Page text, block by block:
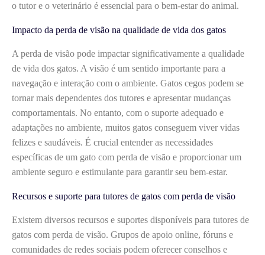
o tutor e o veterinário é essencial para o bem-estar do animal.
Impacto da perda de visão na qualidade de vida dos gatos
A perda de visão pode impactar significativamente a qualidade
de vida dos gatos. A visão é um sentido importante para a
navegação e interação com o ambiente. Gatos cegos podem se
tornar mais dependentes dos tutores e apresentar mudanças
comportamentais. No entanto, com o suporte adequado e
adaptações no ambiente, muitos gatos conseguem viver vidas
felizes e saudáveis. É crucial entender as necessidades
específicas de um gato com perda de visão e proporcionar um
ambiente seguro e estimulante para garantir seu bem-estar.
Recursos e suporte para tutores de gatos com perda de visão
Existem diversos recursos e suportes disponíveis para tutores de
gatos com perda de visão. Grupos de apoio online, fóruns e
comunidades de redes sociais podem oferecer conselhos e